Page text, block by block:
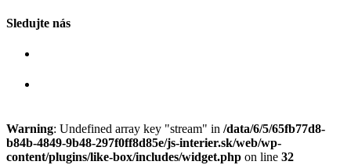
Sledujte nás
Warning: Undefined array key "stream" in /data/6/5/65fb77d8-
b84b-4849-9b48-297f0ff8d85e/js-interier.sk/web/wp-
content/plugins/like-box/includes/widget.php on line 32